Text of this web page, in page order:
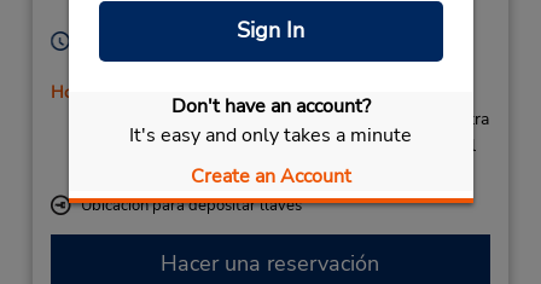
Sign In
Don't have an account?
It's easy and only takes a minute
Create an Account
35610,
Sun - Sat 7:00 AM - 10:00 PM
Holiday Hours
Si llega en avión, el mostrador de alquiler se encuentra
dentro de la terminal con una caminata corta hasta el
estacionamiento.
Ubicación para depositar llaves
Hacer una reservación